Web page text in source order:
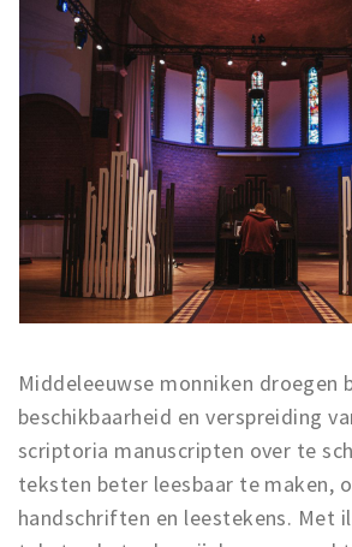
Inloggen
Middeleeuwse monniken droegen
beschikbaarheid en verspreiding
scriptoria manuscripten over te
teksten beter leesbaar te maken,
handschriften en leestekens. Met